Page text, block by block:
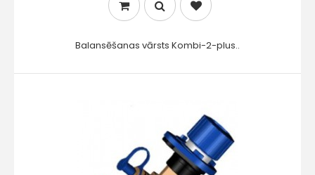
Balansēšanas vārsts Kombi-2-plus..